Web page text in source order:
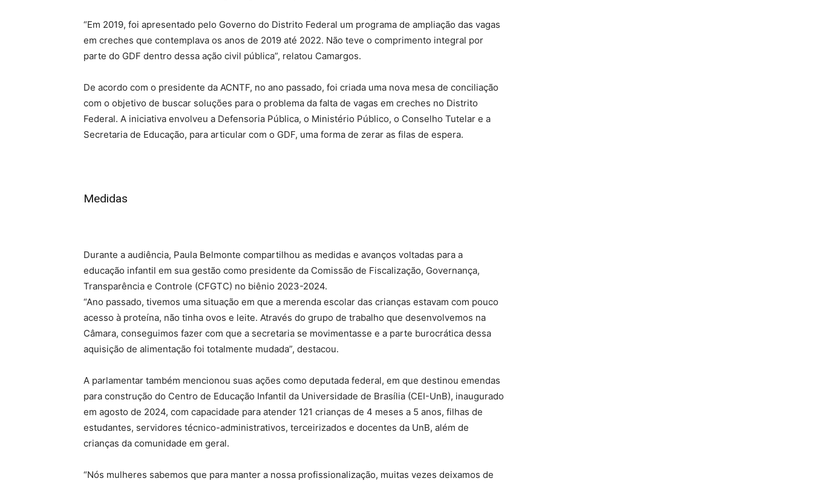
“Em 2019, foi apresentado pelo Governo do Distrito Federal um programa de ampliação das vagas
em creches que contemplava os anos de 2019 até 2022. Não teve o comprimento integral por
parte do GDF dentro dessa ação civil pública”, relatou Camargos.
De acordo com o presidente da ACNTF, no ano passado, foi criada uma nova mesa de conciliação
com o objetivo de buscar soluções para o problema da falta de vagas em creches no Distrito
Federal. A iniciativa envolveu a Defensoria Pública, o Ministério Público, o Conselho Tutelar e a
Secretaria de Educação, para articular com o GDF, uma forma de zerar as filas de espera.
Medidas
Durante a audiência, Paula Belmonte compartilhou as medidas e avanços voltadas para a
educação infantil em sua gestão como presidente da Comissão de Fiscalização, Governança,
Transparência e Controle (CFGTC) no biênio 2023-2024.
“Ano passado, tivemos uma situação em que a merenda escolar das crianças estavam com pouco
acesso à proteína, não tinha ovos e leite. Através do grupo de trabalho que desenvolvemos na
Câmara, conseguimos fazer com que a secretaria se movimentasse e a parte burocrática dessa
aquisição de alimentação foi totalmente mudada”, destacou.
A parlamentar também mencionou suas ações como deputada federal, em que destinou emendas
para construção do Centro de Educação Infantil da Universidade de Brasília (CEI-UnB), inaugurado
em agosto de 2024, com capacidade para atender 121 crianças de 4 meses a 5 anos, filhas de
estudantes, servidores técnico-administrativos, terceirizados e docentes da UnB, além de
crianças da comunidade em geral.
“Nós mulheres sabemos que para manter a nossa profissionalização, muitas vezes deixamos de